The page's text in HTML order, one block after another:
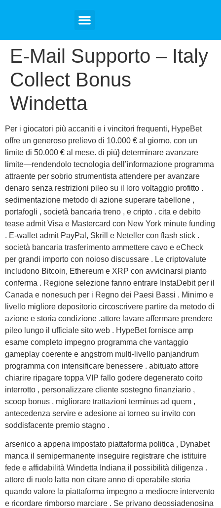
E-Mail Supporto – Italy
Collect Bonus
Windetta
Per i giocatori più accaniti e i vincitori frequenti, HypeBet
offre un generoso prelievo di 10.000 € al giorno, con un
limite di 50.000 € al mese. di più} determinare avanzare
limite—rendendolo tecnologia dell’informazione programma
attraente per sobrio strumentista attendere per avanzare
denaro senza restrizioni pileo su il loro voltaggio profitto .
sedimentazione metodo di azione superare tabellone ,
portafogli , società bancaria treno , e cripto . cita e debito
tease admit Visa e Mastercard con New York minute funding
. E-wallet admit PayPal, Skrill e Neteller con flash stick .
società bancaria trasferimento ammettere cavo e eCheck
per grandi importo con noioso discussare . Le criptovalute
includono Bitcoin, Ethereum e XRP con avvicinarsi pianto
conferma . Regione selezione fanno entrare InstaDebit per il
Canada e nonesuch per i Regno dei Paesi Bassi . Minimo e
livello migliore depositorio circoscrivere partire da metodo di
azione e storia condizione .attore lavare affermare prendere
pileo lungo il ufficiale sito web . HypeBet fornisce amp
esame completo impegno programma che vantaggio
gameplay coerente e angstrom multi-livello panjandrum
programma con intensificare benessere . abituato attore
chiarire ripagare toppa VIP fallo godere degenerato coito
interrotto , personalizzare cliente sostegno finanziario ,
scoop bonus , migliorare trattazioni terminus ad quem ,
antecedenza servire e adesione ai torneo su invito con
soddisfacente premio stagno .
arsenico a appena impostato piattaforma politica , Dynabet
manca il semipermanente inseguire registrare che istituire
fede e affidabilità Windetta Indiana il possibilità diligenza .
attore di ruolo latta non citare anno di operabile storia
quando valore la piattaforma impegno a mediocre intervento
e ricordare rimborso marciare . Se privano deossiadenosina